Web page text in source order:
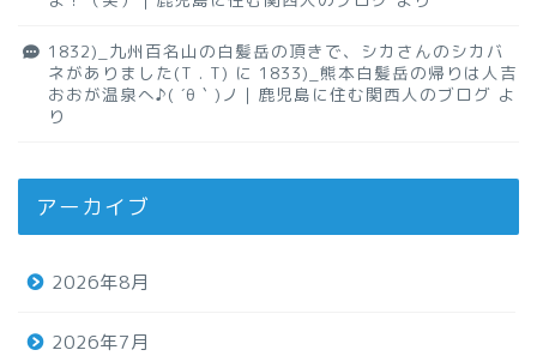
1832)_九州百名山の白髪岳の頂きで、シカさんのシカバ
ネがありました(T . T) に 1833)_熊本白髪岳の帰りは人吉
おおが温泉へ♪( ´θ｀)ノ｜鹿児島に住む関西人のブログ よ
り
アーカイブ
2026年8月
2026年7月